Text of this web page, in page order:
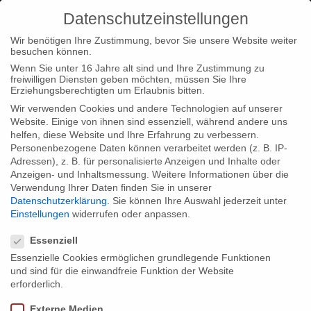
Home Type|News
“Falciani’s Tax Bomb”: TV Premiere &
Webdoc Release on June 23rd
“Falciani’s Tax Bomb”: TV Premiere &
Webdoc Release on June 23rd
Today, June 23rd at 8:15 pm the investigative documentary
“Falciani’s Tax Bomb” has its TV premiere on ARTE. For a little
Datenschutzeinstellungen
Wir benötigen Ihre Zustimmung, bevor Sie unsere Website weiter
besuchen können.
Wenn Sie unter 16 Jahre alt sind und Ihre Zustimmung zu
freiwilligen Diensten geben möchten, müssen Sie Ihre
Erziehungsberechtigten um Erlaubnis bitten.
Wir verwenden Cookies und andere Technologien auf unserer
Website. Einige von ihnen sind essenziell, während andere uns
helfen, diese Website und Ihre Erfahrung zu verbessern.
Personenbezogene Daten können verarbeitet werden (z. B. IP-
Adressen), z. B. für personalisierte Anzeigen und Inhalte oder
Anzeigen- und Inhaltsmessung. Weitere Informationen über die
Verwendung Ihrer Daten finden Sie in unserer
Datenschutzerklärung
Sie können Ihre Auswahl jederzeit unter
Einstellungen widerrufen oder anpassen.
Essenziell
Essenzielle Cookies ermöglichen grundlegende Funktionen
und sind für die einwandfreie Funktion der Website
erforderlich.